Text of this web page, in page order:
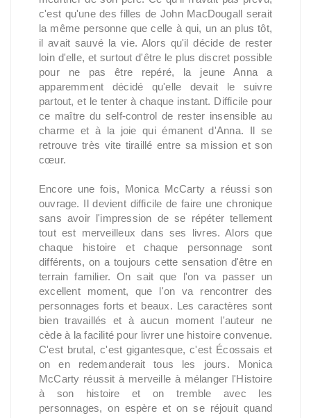
c'est qu'une des filles de John MacDougall serait
la même personne que celle à qui, un an plus tôt,
il avait sauvé la vie. Alors qu'il décide de rester
loin d'elle, et surtout d'être le plus discret possible
pour ne pas être repéré, la jeune Anna a
apparemment décidé qu'elle devait le suivre
partout, et le tenter à chaque instant. Difficile pour
ce maître du self-control de rester insensible au
charme et à la joie qui émanent d'Anna. Il se
retrouve très vite tiraillé entre sa mission et son
cœur.
Encore une fois, Monica McCarty a réussi son
ouvrage. Il devient difficile de faire une chronique
sans avoir l'impression de se répéter tellement
tout est merveilleux dans ses livres. Alors que
chaque histoire et chaque personnage sont
différents, on a toujours cette sensation d'être en
terrain familier. On sait que l'on va passer un
excellent moment, que l'on va rencontrer des
personnages forts et beaux. Les caractères sont
bien travaillés et à aucun moment l'auteur ne
cède à la facilité pour livrer une histoire convenue.
C'est brutal, c'est gigantesque, c'est Écossais et
on en redemanderait tous les jours. Monica
McCarty réussit à merveille à mélanger l'Histoire
à son histoire et on tremble avec les
personnages, on espère et on se réjouit quand